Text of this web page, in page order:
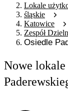
Lokale
śląskie
Katowice
Zespół
Osiedle
Nowe